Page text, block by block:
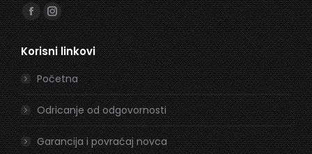
Find us on:
Facebook
page
opens
in
new
window
Instagram
page
opens
in
new
window
Korisni linkovi
Početna
Odricanje od odgovornosti
Garancija i povraćaj novca